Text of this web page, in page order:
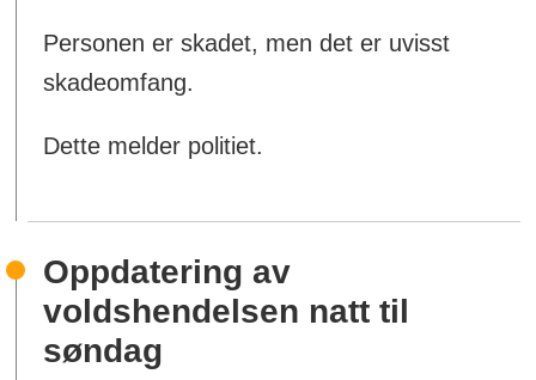
Personen er skadet, men det er uvisst
skadeomfang.
Dette melder politiet.
Oppdatering av
voldshendelsen natt til
søndag